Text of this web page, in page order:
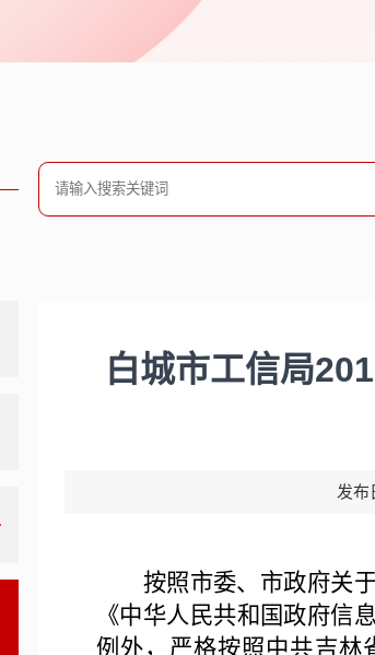
白城市工信局
发布
按照市委、市政府关
《中华人民共和国政府信
例外，严格按照中共吉林